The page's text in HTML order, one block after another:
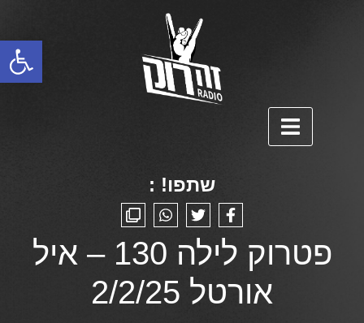
פתח סרגל נגישות
שתפו! :
פטרוק לילה 130 – איל
אורטל 2/2/25